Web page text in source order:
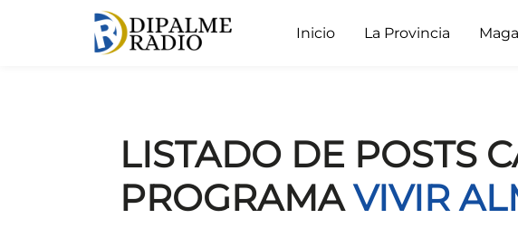
Inicio
La Provincia
LISTADO DE POSTS
PROGRAMAVIVIR